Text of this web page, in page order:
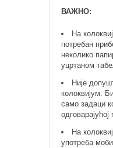
ВАЖНО:
На
потребан
неколико
уцртаном
Није
колоквијум.
само задаци
одговарајућој
На
употреба